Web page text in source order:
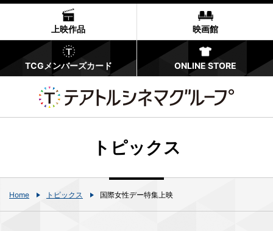
上映作品 映画館
TCGメンバーズカード ONLINE STORE
トピックス
Home トピックス 国際女性デー特集上映